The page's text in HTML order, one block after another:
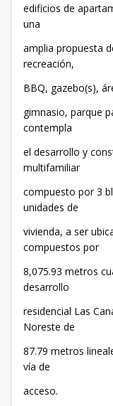
edificios de
una
amplia propuesta
recreación,
BBQ, gazebo(s),
gimnasio, parque
contempla
el desarrollo y
multifamiliar
compuesto por 3
unidades de
vivienda, a ser
compuestos por
8,075.93 metros
desarrollo
residencial Las
Noreste de
87.79 metros
vía de
acceso.